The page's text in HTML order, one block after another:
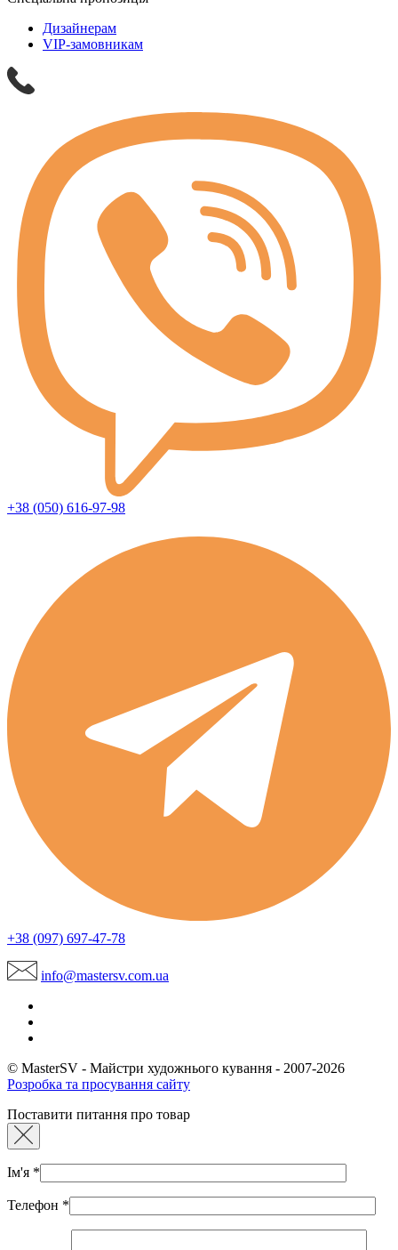
Дизайнерам
VIP-замовникам
+38 (050) 616-97-98
+38 (097) 697-47-78
info@mastersv.com.ua
© MasterSV - Майстри художнього кування - 2007-2026
Розробка та просування сайту
Поставити питання про товар
Ім'я *
Телефон *